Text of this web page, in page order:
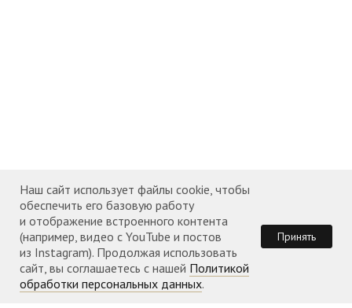
Наш сайт использует файлы cookie, чтобы
обеспечить его базовую работу
и отображение встроенного контента
(например, видео с YouTube и постов
из Instagram). Продолжая использовать
сайт, вы соглашаетесь с нашей Политикой
обработки персональных данных.
Принять